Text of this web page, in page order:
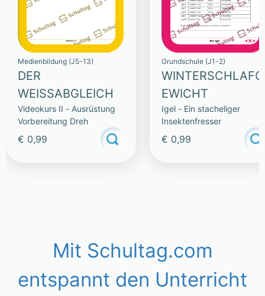
Medienbildung (J5-13)
DER
WEISSABGLEICH
Videokurs II - Ausrüstung
Vorbereitung Dreh
€ 0,99
Grundschule (J1-2)
WINTERSCHLAFG
EWICHT
Igel - Ein stacheliger
Insektenfresser
€ 0,99
Mit Schultag.com
entspannt den Unterricht